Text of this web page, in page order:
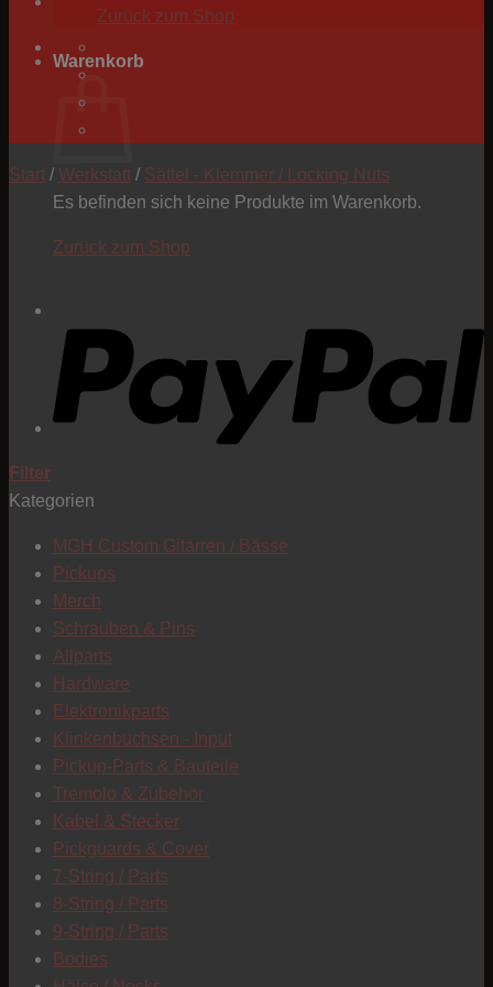
Zurück zum Shop
Warenkorb
Es befinden sich keine Produkte im Warenkorb.
Zurück zum Shop
Start / Werkstatt / Sättel - Klemmer / Locking Nuts
Filter
Kategorien
MGH Custom Gitarren / Bässe
Pickups
Merch
Schrauben & Pins
Allparts
Hardware
Elektronikparts
Klinkenbuchsen - Input
Pickup-Parts & Bauteile
Tremolo & Zubehör
Kabel & Stecker
Pickguards & Cover
7-String / Parts
8-String / Parts
9-String / Parts
Bodies